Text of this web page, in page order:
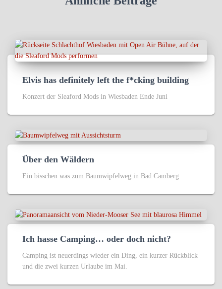
Elvis has definitely left the f*cking building
Konzert der Sleaford Mods in Wiesbaden Ende Juni
Über den Wäldern
Ein bisschen was zum Baumwipfelweg in Bad Camberg
Ich hasse Camping… oder doch nicht?
Camping ist neuerdings wieder ein Ding, ein kurzer Rückblick
und die zwei kurzen Urlaube im Mai.